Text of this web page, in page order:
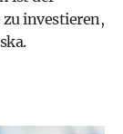
investieren,